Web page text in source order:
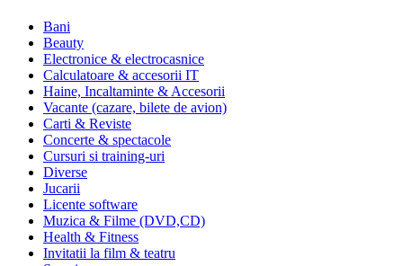
Bani
Beauty
Electronice & electrocasnice
Calculatoare & accesorii IT
Haine, Incaltaminte & Accesorii
Vacante (cazare, bilete de avion)
Carti & Reviste
Concerte & spectacole
Cursuri si training-uri
Diverse
Jucarii
Licente software
Muzica & Filme (DVD,CD)
Health & Fitness
Invitatii la film & teatru